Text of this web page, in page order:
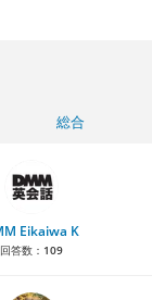
総合
Eikaiwa K
回答数： 109